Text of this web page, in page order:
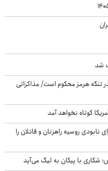
شد
تنگه هرمز محکوم است/ مذاکراتی
کوتاه نخواهد آمد
روسیه راهزنان و قاتلان را
با پیکان به لیگ می‌آید